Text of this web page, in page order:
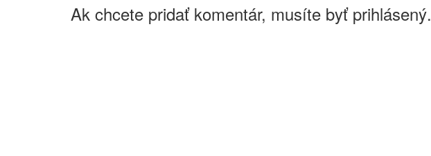
Ak chcete pridať komentár, musíte byť prihlásený.